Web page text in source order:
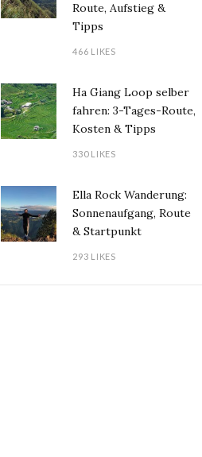
Route, Aufstieg &
Tipps
466 LIKES
Ha Giang Loop selber
fahren: 3-Tages-Route,
Kosten & Tipps
330 LIKES
Ella Rock Wanderung:
Sonnenaufgang, Route
& Startpunkt
293 LIKES